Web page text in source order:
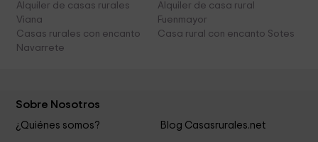
Alquiler de casas rurales
Viana
Alquiler de casa rural
Fuenmayor
Casas rurales con encanto
Navarrete
Casa rural con encanto Sotes
Sobre Nosotros
¿Quiénes somos? Blog Casasrurales.net